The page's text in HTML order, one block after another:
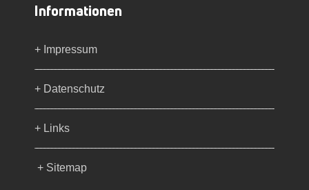
Informationen
+ Impressum
+ Datenschutz
+ Links
+ Sitemap